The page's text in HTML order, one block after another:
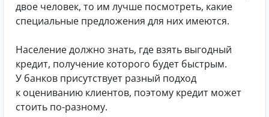
двое человек, то им лучше посмотреть, какие
специальные предложения для них имеются.
Население должно знать, где взять выгодный
кредит, получение которого будет быстрым.
У банков присутствует разный подход
к оцениванию клиентов, поэтому кредит может
стоить по-разному.